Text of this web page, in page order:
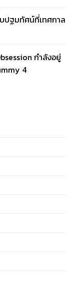
ปฐมทัศน์ที่เทศกาล
กำลังอยู่
4